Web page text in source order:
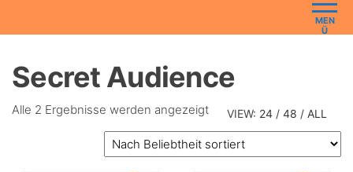
MEN
Ü
Secret Audience
VIEW: 24 / 48 / ALL
Alle 2 Ergebnisse werden angezeigt